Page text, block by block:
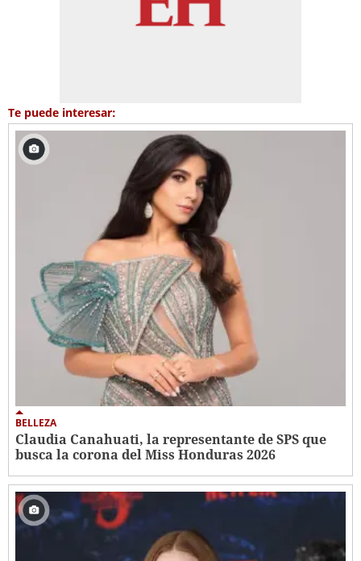
Te puede interesar:
BELLEZA
Claudia Canahuati, la representante de SPS que
busca la corona del Miss Honduras 2026